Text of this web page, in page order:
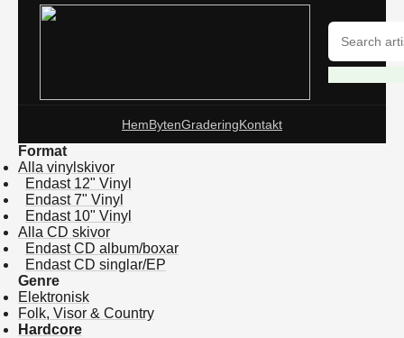
HemBytenGraderingKontakt
Format
Alla vinylskivor
Endast 12" Vinyl
Endast 7" Vinyl
Endast 10" Vinyl
Alla CD skivor
Endast CD album/boxar
Endast CD singlar/EP
Genre
Elektronisk
Folk, Visor & Country
Hardcore